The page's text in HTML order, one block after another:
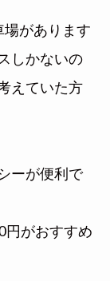
があります
しかないの
えていた方
ーが便利で
円がおすすめ